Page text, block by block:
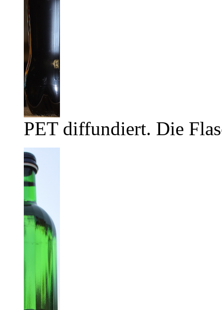
PET diffundiert. Die